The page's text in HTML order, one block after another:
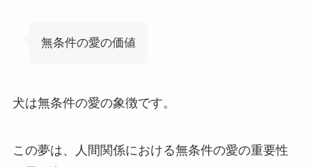
無条件の愛の価値
犬は無条件の愛の象徴です。
この夢は、人間関係における無条件の愛の重要性